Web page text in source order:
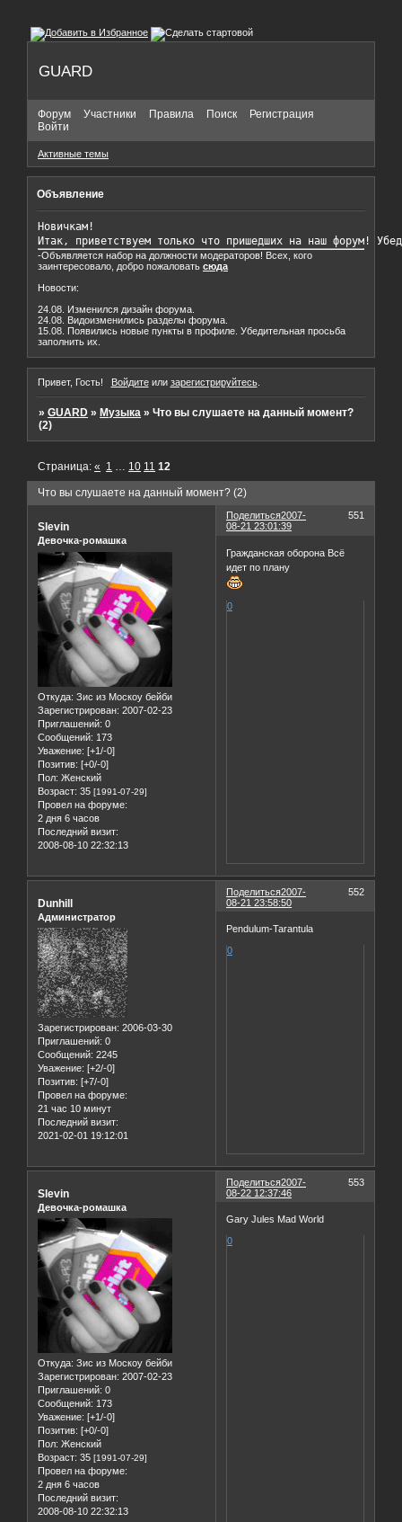
GUARD
Форум Участники Правила Поиск
Регистрация
Войти
Активные темы
Объявление
Новичкам!
Итак, приветствуем только что пришедших на наш форум!
-Объявляется набор на должности модераторов! Всех, кого
заинтересовало, добро пожаловать сюда
Новости:
24.08. Изменился дизайн форума.
24.08. Видоизменились разделы форума.
15.08. Появились новые пункты в профиле. Убедительная просьба
заполнить их.
Привет, Гость! Войдитеили зарегистрируйтесь.
»GUARD » Музыка »Что вы слушаете на данный момент?
(2)
Что вы слушаете на данный момент? (2)
Страница:« 1 … 10 11 12
Поделиться 551
2007-
08-21 23:01:39
Slevin
Девочка-ромашка
Откуда: Зис из Москоу бейби
Зарегистрирован: 2007-02-23
Приглашений: 0
Сообщений: 173
Уважение: [+1/-0]
Позитив: [+0/-0]
Пол: Женский
Возраст: 35 [1991-07-29]
Провел на форуме:
2 дня 6 часов
Последний визит:
2008-08-10 22:32:13
Гражданская оборона Всё
идет по плану
0
Поделиться 552
2007-
08-21 23:58:50
Dunhill
Администратор
Зарегистрирован: 2006-03-30
Приглашений: 0
Сообщений: 2245
Уважение: [+2/-0]
Позитив: [+7/-0]
Провел на форуме:
21 час 10 минут
Последний визит:
2021-02-01 19:12:01
Pendulum-Tarantula
0
Поделиться 553
2007-
08-22 12:37:46
Slevin
Девочка-ромашка
Откуда: Зис из Москоу бейби
Зарегистрирован: 2007-02-23
Приглашений: 0
Сообщений: 173
Уважение: [+1/-0]
Позитив: [+0/-0]
Пол: Женский
Возраст: 35 [1991-07-29]
Провел на форуме:
2 дня 6 часов
Последний визит:
2008-08-10 22:32:13
Gary Jules Mad World
0